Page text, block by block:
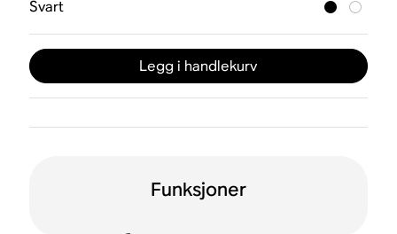
Svart
Legg i handlekurv
Funksjoner